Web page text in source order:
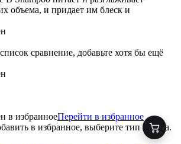
объема, и придает им блеск и
сравнение, добавьте хотя бы ещё
в избранноеПерейти в избранное
в избранное, выберите тип товара.